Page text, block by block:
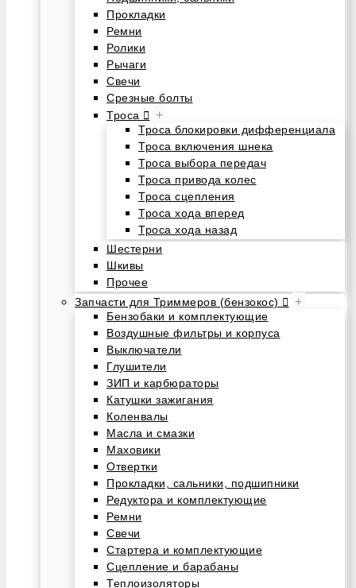
Прокладки
Ремни
Ролики
Рычаги
Свечи
Срезные болты
Троса
+
Троса блокировки дифференциала
Троса включения шнека
Троса выбора передач
Троса привода колес
Троса сцепления
Троса хода вперед
Троса хода назад
Шестерни
Шкивы
Прочее
Запчасти для Триммеров (бензокос)
+
Бензобаки и комплектующие
Воздушные фильтры и корпуса
Выключатели
Глушители
ЗИП и карбюраторы
Катушки зажигания
Коленвалы
Масла и смазки
Маховики
Отвертки
Прокладки, сальники, подшипники
Редуктора и комплектующие
Ремни
Свечи
Стартера и комплектующие
Сцепление и барабаны
Теплоизоляторы